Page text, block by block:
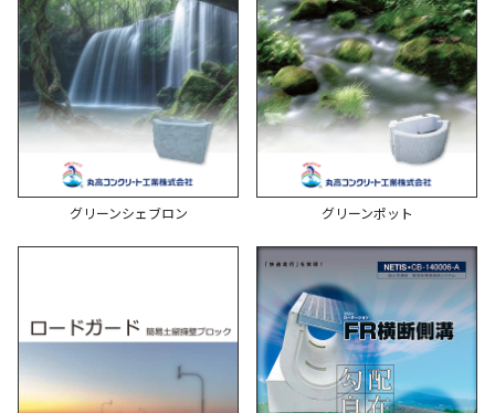
グリーンシェブロン グリーンポット